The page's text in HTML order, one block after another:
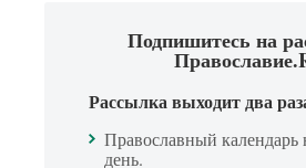
Подпишитесь на
Рассылка выходит два
Православный
день.